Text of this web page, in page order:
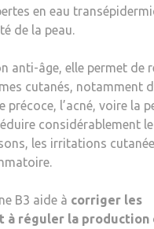
en eau
de la peau.
anti-âge, elle permet de
cutanés, notamment
précoce, l’acné, voire la
considérablement
les irritations
B3 aide à corriger les
à réguler la production